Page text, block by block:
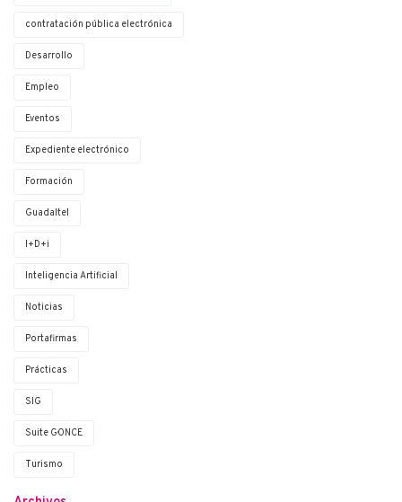
contratación pública electrónica
Desarrollo
Empleo
Eventos
Expediente electrónico
Formación
Guadaltel
I+D+i
Inteligencia Artificial
Noticias
Portafirmas
Prácticas
SIG
Suite G·ONCE
Turismo